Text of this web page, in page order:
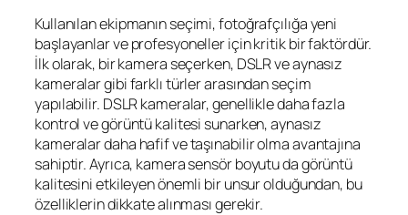
Kullanılan ekipmanın seçimi, fotoğrafçılığa yeni
başlayanlar ve profesyoneller için kritik bir faktördür.
İlk olarak, bir kamera seçerken, DSLR ve aynasız
kameralar gibi farklı türler arasından seçim
yapılabilir. DSLR kameralar, genellikle daha fazla
kontrol ve görüntü kalitesi sunarken, aynasız
kameralar daha hafif ve taşınabilir olma avantajına
sahiptir. Ayrıca, kamera sensör boyutu da görüntü
kalitesini etkileyen önemli bir unsur olduğundan, bu
özelliklerin dikkate alınması gerekir.